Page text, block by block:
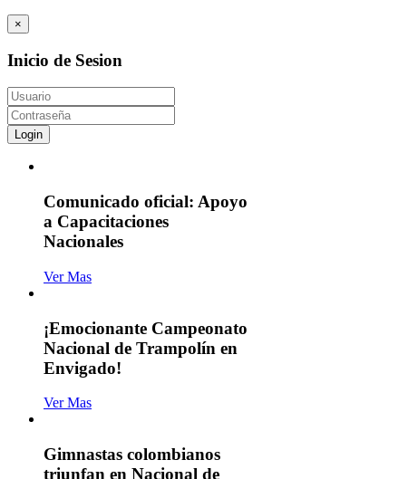
×
Inicio de Sesion
Login
Comunicado oficial: Apoyo
a Capacitaciones
Nacionales
Ver Mas
¡Emocionante Campeonato
Nacional de Trampolín en
Envigado!
Ver Mas
Gimnastas colombianos
triunfan en Nacional de